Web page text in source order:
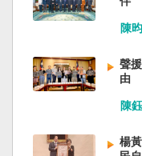
家。 一九四五年
迷障中做了錯
的台灣，要走向
好好建構我們尚
美、豐裕而堅
意收拾「中華民
與日本都會投入
自衛隊在大型
防、搜救與緊急
變與資源調度，
與災區管理。
期推動全民防災
陳昀
聲
由
陳
楊